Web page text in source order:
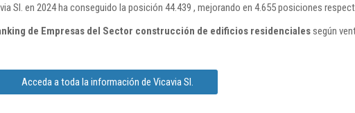
Sl. en 2024 ha conseguido la posición 44.439 , mejorando en 4.655 posiciones
de Empresas del Sector construcción de edificios residencialessegún
Acceda a toda la información de Vicavia Sl.